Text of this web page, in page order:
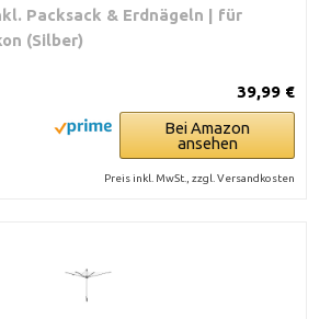
Packsack & Erdnägeln | für
(Silber)
39,99 €
Bei Amazon
ansehen
Preis inkl. MwSt., zzgl. Versandkosten